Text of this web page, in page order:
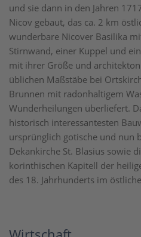
und sie dann in den Jahren
Nicov gebaut, das ca. 2 km
wunderbare Nicover Basilika
Stirnwand, einer Kuppel und
mit ihrer Größe und
üblichen Maßstäbe bei
Brunnen mit radonhaltigem
Wunderheilungen überliefert.
historisch interessantesten
ursprünglich gotische und nun
Dekankirche St. Blasius sowie
korinthischen Kapitell der
des 18. Jahrhunderts im